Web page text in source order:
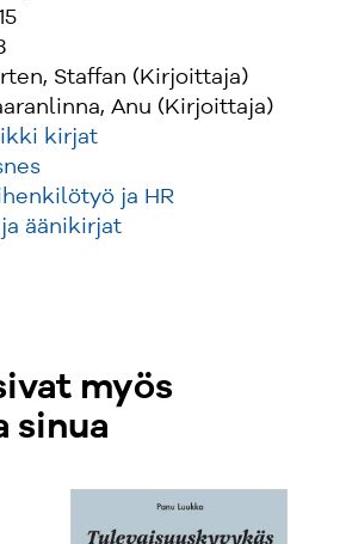
Staffan (Kirjoittaja)
Anu (Kirjoittaja)
kirjat
ja HR
ja äänikirjat
myös
sinua